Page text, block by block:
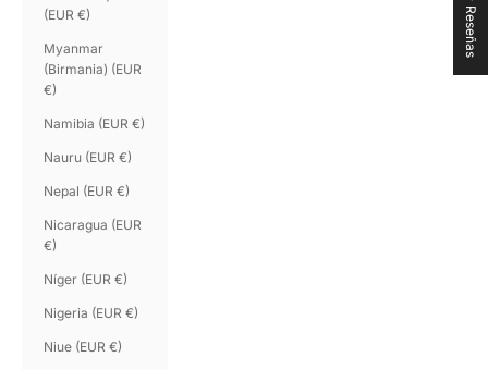
(EUR €)
Myanmar
(Birmania) (EUR
€)
Namibia (EUR €)
Nauru (EUR €)
Nepal (EUR €)
Nicaragua (EUR
€)
Níger (EUR €)
Nigeria (EUR €)
Niue (EUR €)
★ Reseñas